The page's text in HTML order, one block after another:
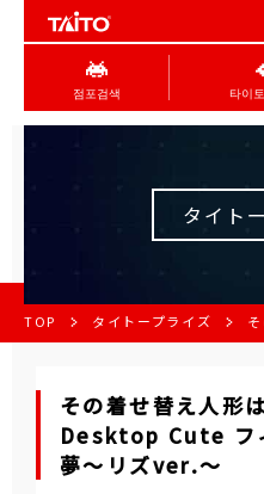
점포검색 타이
タイト
TOP タイトープライズ
その着せ替え人形
Desktop Cute フ
夢～リズver.～